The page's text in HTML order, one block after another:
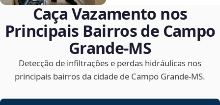
Caça Vazamento nos
Principais Bairros de Campo
Grande‑MS
Detecção de infiltrações e perdas hidráulicas nos
principais bairros da cidade de Campo Grande‑MS.